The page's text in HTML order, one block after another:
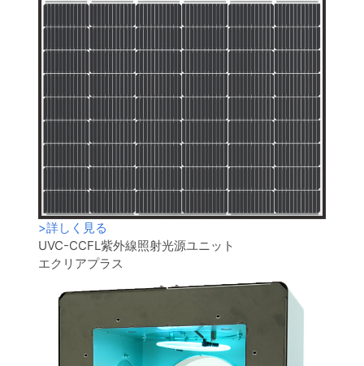
>詳しく見る
UVC-CCFL紫外線照射光源ユニット
エクリアプラス